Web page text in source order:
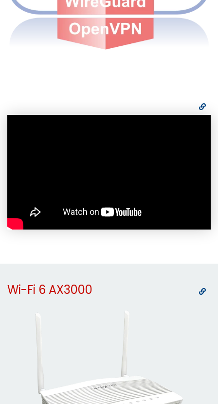
Wi-Fi 6 AX3000